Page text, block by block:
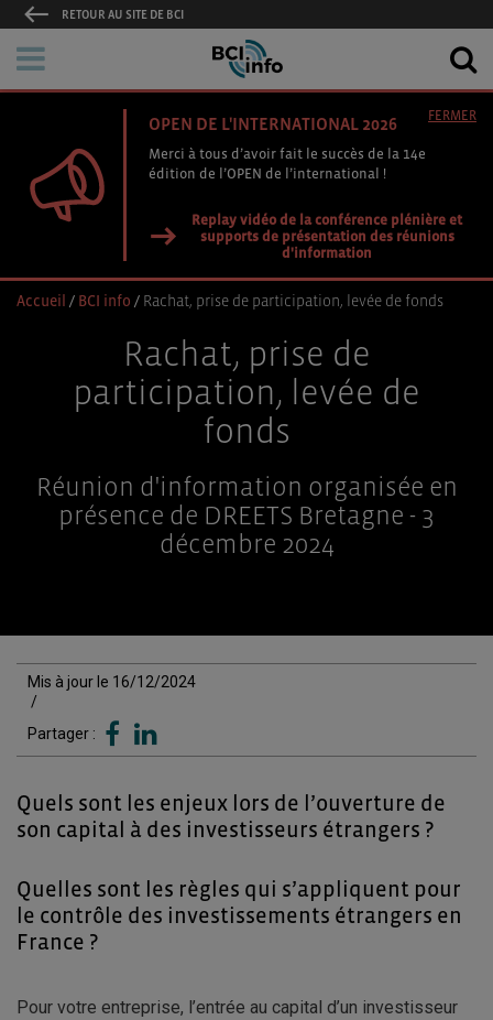
RETOUR AU SITE DE BCI
OPEN DE L'INTERNATIONAL 2026
Merci à tous d’avoir fait le succès de la 14e
édition de l’OPEN de l’international !
Replay vidéo de la conférence plénière et
supports de présentation des réunions
d'information
FERMER
Accueil / BCI info / Rachat, prise de participation, levée de fonds
Rachat, prise de
participation, levée de
fonds
Réunion d'information organisée en
présence de DREETS Bretagne - 3
décembre 2024
Mis à jour le 16/12/2024
/
Partager :
Quels sont les enjeux lors de l’ouverture de
son capital à des investisseurs étrangers ?
Quelles sont les règles qui s’appliquent pour
le contrôle des investissements étrangers en
France ?
Pour votre entreprise, l’entrée au capital d’un investisseur